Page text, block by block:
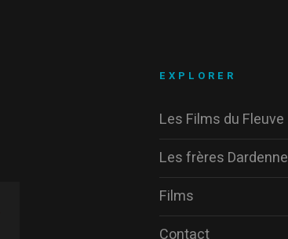
EXPLORER
Les Films du Fleuve
Les frères Dardenne
Films
Contact